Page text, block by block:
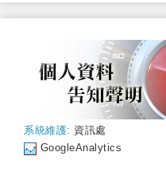
系統維護: 資訊處
GoogleAnalytics